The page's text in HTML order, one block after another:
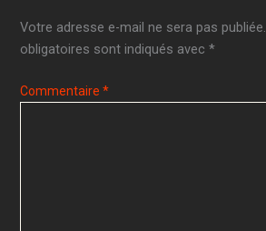
Votre adresse e-mail ne sera pas publiée.
obligatoires sont indiqués avec*
Commentaire*